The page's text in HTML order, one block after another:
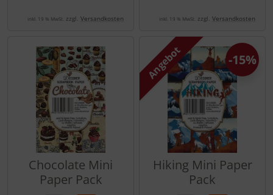
inkl. 19 % MwSt. zzgl. Versandkosten inkl. 19 % MwSt. zzgl. Versandkosten
Chocolate Mini
Paper Pack
Angebot
Hiking Mini Paper
Pack
-15%